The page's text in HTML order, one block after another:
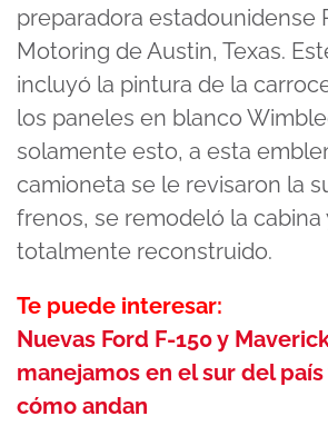
48
seconds
preparadora estadounidense
Motoring de Austin, Texas.
incluyó la pintura de la
los paneles en blanco
solamente esto, a esta
camioneta se le revisaron la
frenos, se remodeló la
totalmente reconstruido.
Te puede interesar:
Nuevas Ford F-150 y
manejamos en el sur del
cómo andan